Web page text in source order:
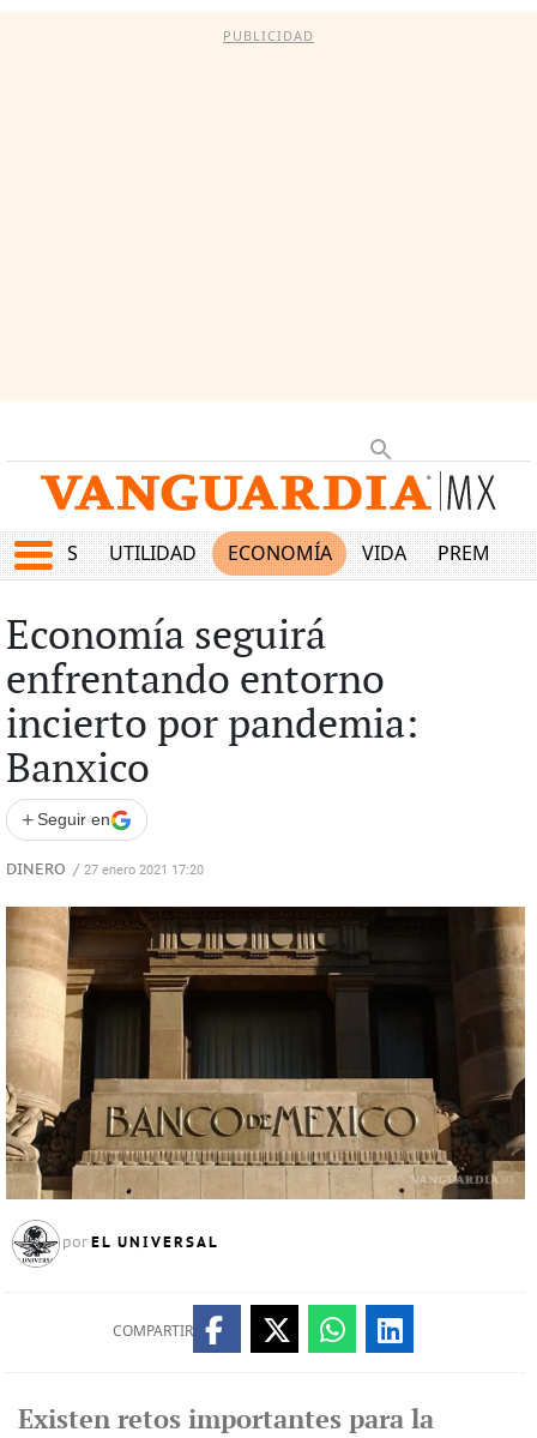
PUBLICIDAD
UTILIDAD ECONOMÍA VIDA PREMIUM
Economía seguirá
enfrentando entorno
incierto por pandemia:
Banxico
+ Seguir en
DINERO / 27 enero 2021 17:20
por EL UNIVERSAL
COMPARTIR
Existen retos importantes para la